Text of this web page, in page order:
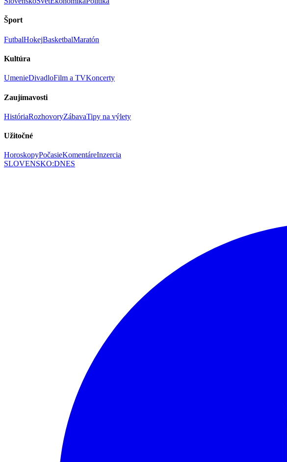
Šport
FutbalHokejBasketbalMaratón
Kultúra
UmenieDivadloFilm a TVKoncerty
Zaujímavosti
HistóriaRozhovoryZábavaTipy na výlety
Užitočné
HoroskopyPočasieKomentáreInzercia
SLOVENSKO:DNES